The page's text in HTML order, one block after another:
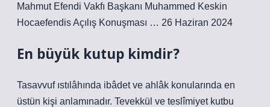
Mahmut Efendi Vakfı Başkanı Muhammed Keskin
Hocaefendis Açılış Konuşması … 26 Haziran 2024
En büyük kutup kimdir?
Tasavvuf ıstılâhında ibâdet ve ahlâk konularında en
üstün kişi anlamınadır. Tevekkül ve teslîmiyet kutbu